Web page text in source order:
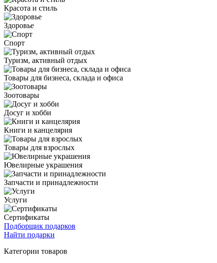
Красота и стиль
Здоровье
Спорт
Туризм, активный отдых
Товары для бизнеса, склада и офиса
Зоотовары
Досуг и хобби
Книги и канцелярия
Товары для взрослых
Ювелирные украшения
Запчасти и принадлежности
Услуги
Сертификаты
Подборщик подарков
Найти подарки
Категории товаров